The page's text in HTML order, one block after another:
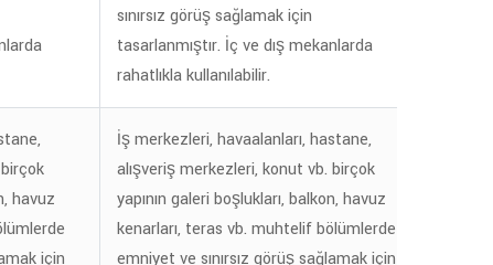
sınırsız görüş sağlamak için
tasarlanmıştır. İç ve dış mekanlarda
rahatlıkla kullanılabilir.
havuz
için
İş merkezleri, havaalanları, hastane,
alışveriş merkezleri, konut vb. birçok
yapının galeri boşlukları, balkon, havuz
kenarları, teras vb. muhtelif bölümlerde
emniyet ve sınırsız görüş sağlamak için